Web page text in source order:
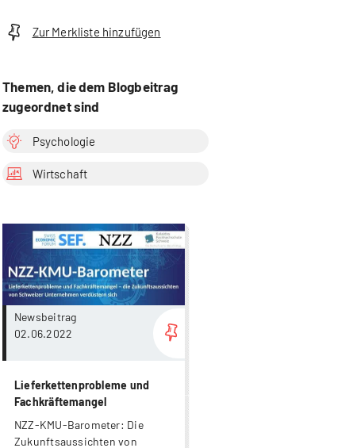
Zur Merkliste hinzufügen
Themen, die dem Blogbeitrag
zugeordnet sind
Psychologie
Wirtschaft
Newsbeitrag
02.06.2022
Lieferkettenprobleme und
Fachkräftemangel
NZZ-KMU-Barometer: Die
Zukunftsaussichten von
more...